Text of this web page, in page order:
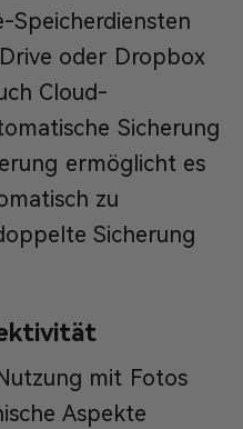
Speicherdiensten
oder Dropbox
Cloud-
Sicherung
ermöglicht es
zu
Sicherung
mit Fotos
Aspekte